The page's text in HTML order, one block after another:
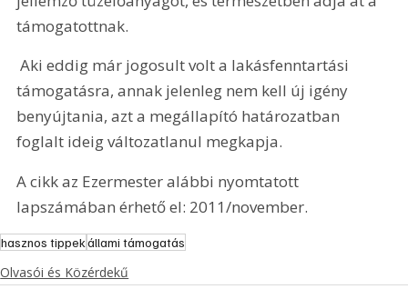
támogatottnak.
Aki eddig már jogosult volt a lakásfenntartási
támogatásra, annak jelenleg nem kell új igény
benyújtania, azt a megállapító határozatban
foglalt ideig változatlanul megkapja.
A cikk az Ezermester alábbi nyomtatott
lapszámában érhető el: 2011/november.
hasznos tippekállami támogatás
Olvasói és Közérdekű